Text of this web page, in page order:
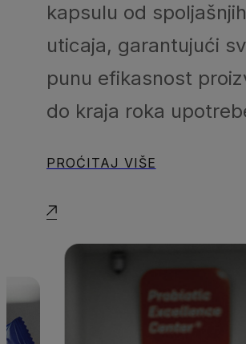
kapsulu od spoljašnjih
uticaja, garantujući
punu efikasnost
do kraja roka
PROĆITAJ VIŠE